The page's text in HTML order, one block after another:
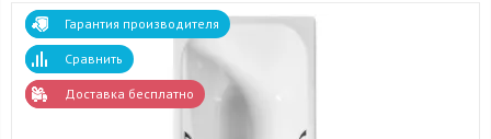
Гарантия производителя
Сравнить
Доставка бесплатно